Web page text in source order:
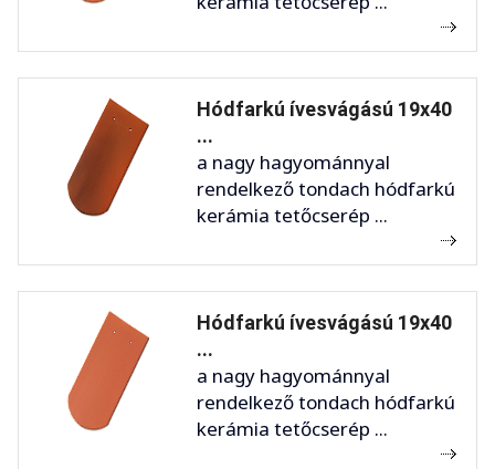
Hódfarkú ívesvágású 19x40
...
a nagy hagyománnyal
rendelkező tondach hódfarkú
kerámia tetőcserép ...
Hódfarkú ívesvágású 19x40
...
a nagy hagyománnyal
rendelkező tondach hódfarkú
kerámia tetőcserép ...